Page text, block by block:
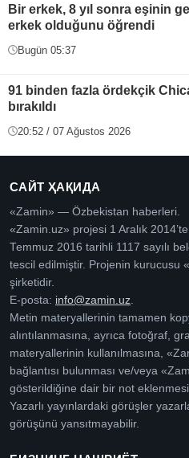
Bir erkek, 8 yıl sonra eşinin
erkek olduğunu öğrendi
Bugün 05:37
91 binden fazla ördekçik
bırakıldı
20:52 / 07 Ağustos 2026
САЙТ ҲАҚИДА
«Zamin» — Özbekistan haberleri.
«Zamin.uz» projesi 1 Aralık
Temmuz 2016 tarihli 1117 sayılı
tescil edilmiştir. Projenin kurucusu
şirketidir.
E-posta: info@zamin.uz
Metin materyallerinin tamamen
alıntılanmasına, ayrıca fotoğraf,
materyallerinin kullanılmasına,
bağlantısı bulunması ve/veya
gösterildiğine dair bir not
Yazarlı yayınlardaki görüşler
görüşünü yansıtmayabilir.